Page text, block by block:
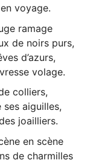
voyage.
ramage
de noirs purs,
d’azurs,
volage.
colliers,
ses aiguilles,
joailliers.
en scène
de charmilles